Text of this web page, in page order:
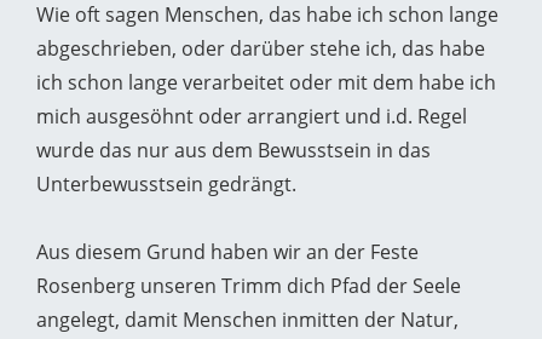
Wie oft sagen Menschen, das habe ich schon lange
abgeschrieben, oder darüber stehe ich, das habe
ich schon lange verarbeitet oder mit dem habe ich
mich ausgesöhnt oder arrangiert und i.d. Regel
wurde das nur aus dem Bewusstsein in das
Unterbewusstsein gedrängt.
Aus diesem Grund haben wir an der Feste
Rosenberg unseren Trimm dich Pfad der Seele
angelegt, damit Menschen inmitten der Natur,